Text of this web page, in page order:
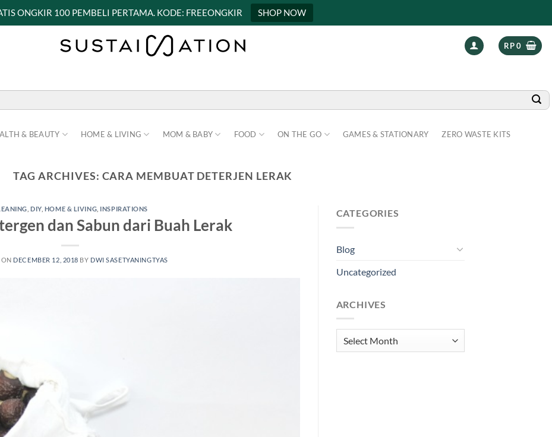
ONGKIR 100 PEMBELI PERTAMA. KODE: FREEONGKIR SHOP NOW
RP0
& BEAUTY HOME & LIVING MOM & BABY FOOD ON THE GO GAMES & STATIONARY ZERO WASTE KITS
TAG ARCHIVES: CARA MEMBUAT DETERJEN LERAK
,DIY, HOME & LIVING INSPIRATIONS
dan Sabun dari Buah Lerak
ON DECEMBER 12, 2018 BY DWI SASETYANINGTYAS
CATEGORIES
Blog
Uncategorized
ARCHIVES